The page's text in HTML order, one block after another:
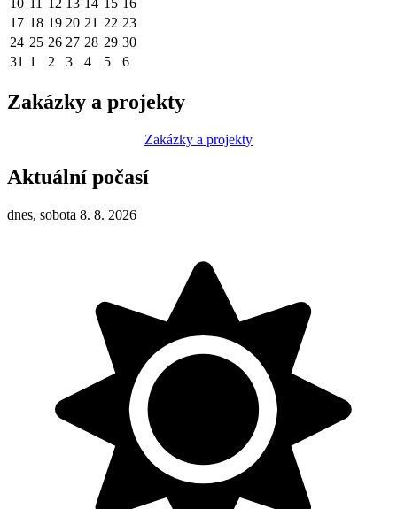
10 11 12 13 14 15 16
17 18 19 20 21 22 23
24 25 26 27 28 29 30
31 1 2 3 4 5 6
Zakázky a projekty
Zakázky a projekty
Aktuální počasí
dnes, sobota 8. 8. 2026